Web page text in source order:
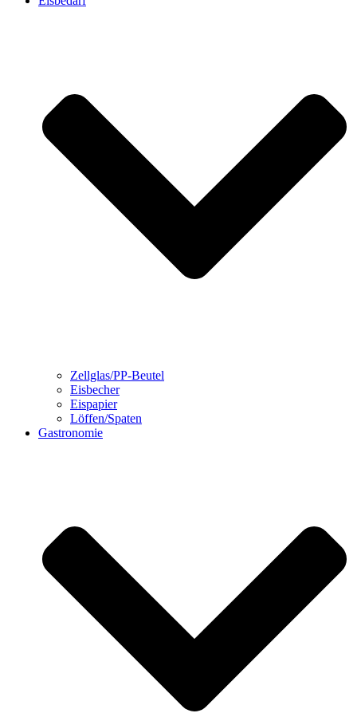
Zellglas/PP-Beutel
Eisbecher
Eispapier
Löffen/Spaten
Gastronomie